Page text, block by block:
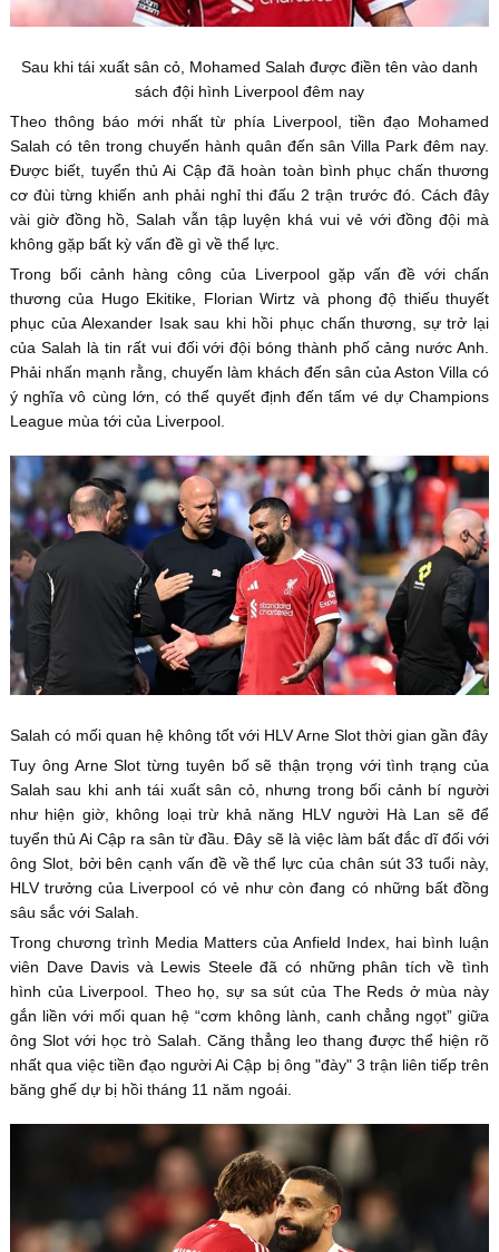
Sau khi tái xuất sân cỏ, Mohamed Salah được điền tên vào danh
sách đội hình Liverpool đêm nay
Theo thông báo mới nhất từ phía Liverpool, tiền đạo Mohamed
Salah có tên trong chuyến hành quân đến sân Villa Park đêm nay.
Được biết, tuyển thủ Ai Cập đã hoàn toàn bình phục chấn thương
cơ đùi từng khiến anh phải nghỉ thi đấu 2 trận trước đó. Cách đây
vài giờ đồng hồ, Salah vẫn tập luyện khá vui vẻ với đồng đội mà
không gặp bất kỳ vấn đề gì về thể lực.
Trong bối cảnh hàng công của Liverpool gặp vấn đề với chấn
thương của Hugo Ekitike, Florian Wirtz và phong độ thiếu thuyết
phục của Alexander Isak sau khi hồi phục chấn thương, sự trở lại
của Salah là tin rất vui đối với đội bóng thành phố cảng nước Anh.
Phải nhấn mạnh rằng, chuyến làm khách đến sân của Aston Villa có
ý nghĩa vô cùng lớn, có thể quyết định đến tấm vé dự Champions
League mùa tới của Liverpool.
Salah có mối quan hệ không tốt với HLV Arne Slot thời gian gần đây
Tuy ông Arne Slot từng tuyên bố sẽ thận trọng với tình trạng của
Salah sau khi anh tái xuất sân cỏ, nhưng trong bối cảnh bí người
như hiện giờ, không loại trừ khả năng HLV người Hà Lan sẽ để
tuyển thủ Ai Cập ra sân từ đầu. Đây sẽ là việc làm bất đắc dĩ đối với
ông Slot, bởi bên cạnh vấn đề về thể lực của chân sút 33 tuổi này,
HLV trưởng của Liverpool có vẻ như còn đang có những bất đồng
sâu sắc với Salah.
Trong chương trình Media Matters của Anfield Index, hai bình luận
viên Dave Davis và Lewis Steele đã có những phân tích về tình
hình của Liverpool. Theo họ, sự sa sút của The Reds ở mùa này
gắn liền với mối quan hệ “cơm không lành, canh chẳng ngọt” giữa
ông Slot với học trò Salah. Căng thẳng leo thang được thể hiện rõ
nhất qua việc tiền đạo người Ai Cập bị ông "đày" 3 trận liên tiếp trên
băng ghế dự bị hồi tháng 11 năm ngoái.